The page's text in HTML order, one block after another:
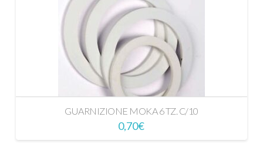
GUARNIZIONE MOKA 6 TZ. C/10
0,70€